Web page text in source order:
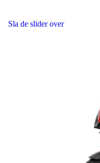
Sla de slider over